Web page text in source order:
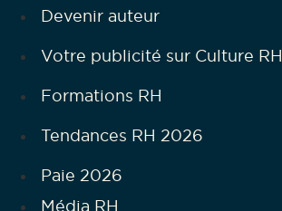
Devenir auteur
Votre publicité sur Culture RH
Formations RH
Tendances RH 2026
Paie 2026
Média RH